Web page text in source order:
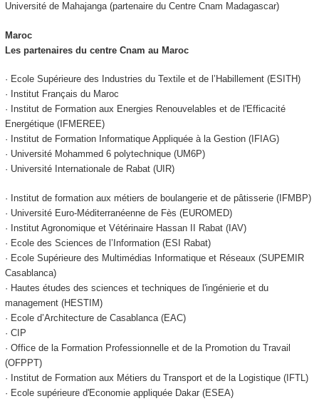
Université de Mahajanga (partenaire du Centre Cnam Madagascar)
Maroc
Les partenaires du centre Cnam au Maroc
· Ecole Supérieure des Industries du Textile et de l’Habillement (ESITH)
· Institut Français du Maroc
· Institut de Formation aux Energies Renouvelables et de l'Efficacité
Energétique (IFMEREE)
· Institut de Formation Informatique Appliquée à la Gestion (IFIAG)
· Université Mohammed 6 polytechnique (UM6P)
· Université Internationale de Rabat (UIR)
· Institut de formation aux métiers de boulangerie et de pâtisserie (IFMBP)
· Université Euro-Méditerranéenne de Fès (EUROMED)
· Institut Agronomique et Vétérinaire Hassan II Rabat (IAV)
· Ecole des Sciences de l’Information (ESI Rabat)
· Ecole Supérieure des Multimédias Informatique et Réseaux (SUPEMIR
Casablanca)
· Hautes études des sciences et techniques de l'ingénierie et du
management (HESTIM)
· Ecole d’Architecture de Casablanca (EAC)
· CIP
· Office de la Formation Professionnelle et de la Promotion du Travail
(OFPPT)
· Institut de Formation aux Métiers du Transport et de la Logistique (IFTL)
· Ecole supérieure d'Economie appliquée Dakar (ESEA)